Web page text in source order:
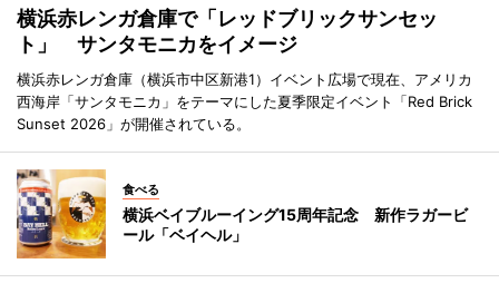
横浜赤レンガ倉庫で「レッドブリックサンセッ
ト」 サンタモニカをイメージ
横浜赤レンガ倉庫（横浜市中区新港1）イベント広場で現在、アメリカ
西海岸「サンタモニカ」をテーマにした夏季限定イベント「Red Brick
Sunset 2026」が開催されている。
食べる
横浜ベイブルーイング15周年記念 新作ラガービ
ール「ベイヘル」